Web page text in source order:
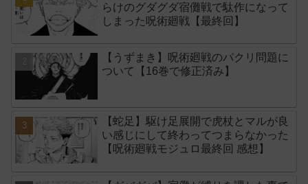
らけのグダグダ宿儺戦で駄作になって
しまった呪術廻戦【最終回】
【うずまき】呪術廻戦のパクリ問題に
ついて【16巻で修正済み】
【蛇足】駆け足展開で虎杖とマルが良
い感じにして終わってつまらなかった
【呪術廻戦モジュロ最終回 感想】